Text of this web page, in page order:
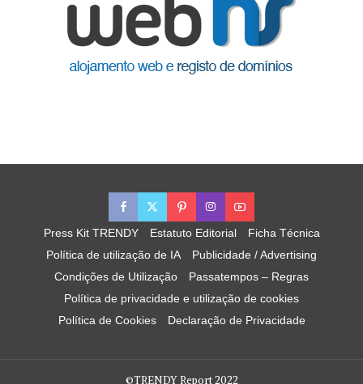
Press Kit TRENDY Estatuto Editorial
Ficha Técnica
Política de utilização de IA
Publicidade / Advertising
Condições de Utilização
Passatempos – Regras
Política de privacidade e utilização de cookies
Política de Cookies
Declaração de Privacidade
©TRENDY Report 2022